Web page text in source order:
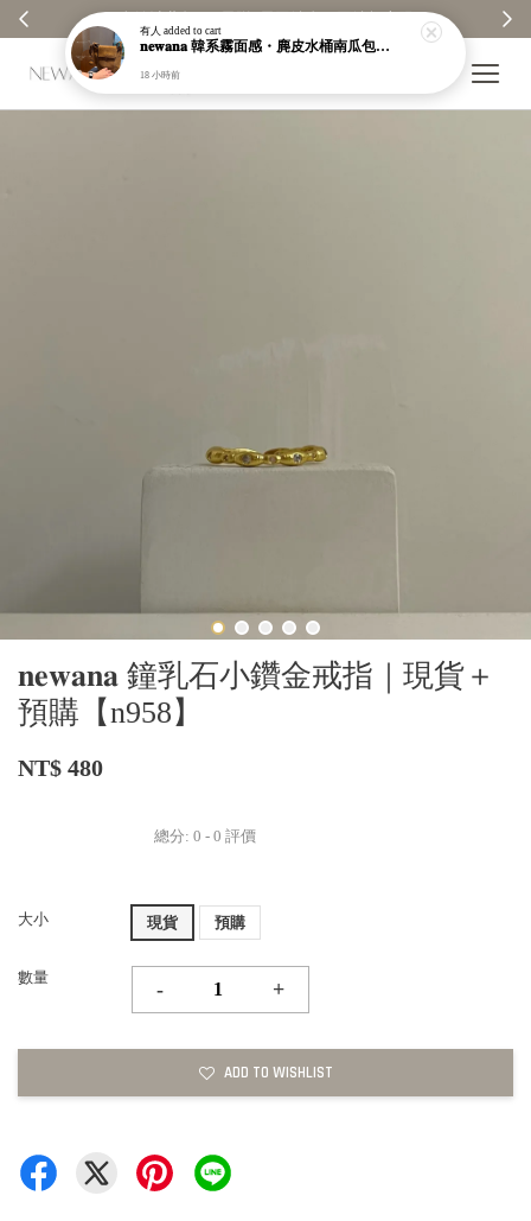
✨ 全館消費每100元贈1元回饋金｜回饋無上限 ✨ 【
𝐧𝐞𝐰𝐚𝐧𝐚 鐘乳石小鑽金戒指｜現貨＋
預購【n958】
NT$ 480
總分: 0 - 0 評價
大小 現貨 預購
數量
- +
ADD TO WISHLIST
有人 added to cart
𝐧𝐞𝐰𝐚𝐧𝐚 韓系霧面感・麂皮水桶南瓜包｜通勤日常包｜高級皮革｜現貨＋預購【nk62】
18 小時前